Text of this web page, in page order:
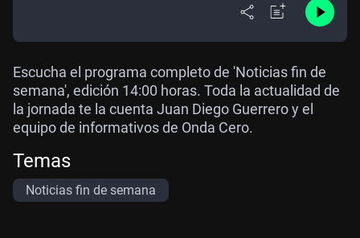
Escucha el programa completo de 'Noticias fin de
semana', edición 14:00 horas. Toda la actualidad de
la jornada te la cuenta Juan Diego Guerrero y el
equipo de informativos de Onda Cero.
Temas
Noticias fin de semana